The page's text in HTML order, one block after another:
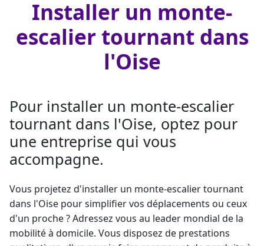
Installer un monte-
escalier tournant dans
l'Oise
Pour installer un monte-escalier
tournant dans l'Oise, optez pour
une entreprise qui vous
accompagne.
Vous projetez d'installer un monte-escalier tournant
dans l'Oise pour simplifier vos déplacements ou ceux
d'un proche ? Adressez vous au leader mondial de la
mobilité à domicile. Vous disposez de prestations